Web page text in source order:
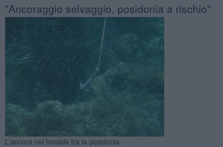
"Ancoraggio selvaggio, posidonia a rischio"
L'ancora nel fondale tra la posidonia